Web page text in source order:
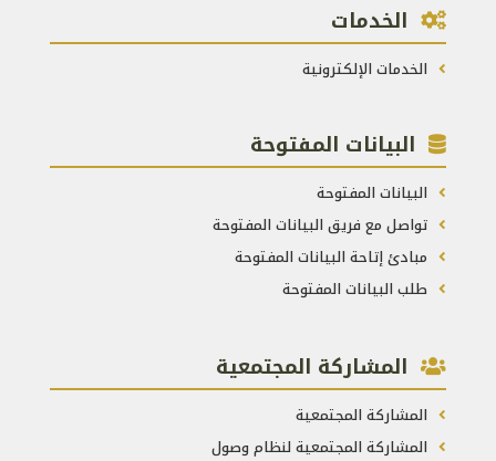
الخدمات
الخدمات الإلكترونية
البيانات المفتوحة
البيانات المفتوحة
تواصل مع فريق البيانات المفتوحة
مبادئ إتاحة البيانات المفتوحة
طلب البيانات المفتوحة
المشاركة المجتمعية
المشاركة المجتمعية
المشاركة المجتمعية لنظام وصول